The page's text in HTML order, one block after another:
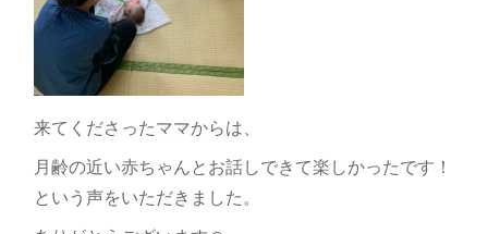
来てくださったママからは、
月齢の近い赤ちゃんとお話しできて楽しかったです！
という声をいただきました。